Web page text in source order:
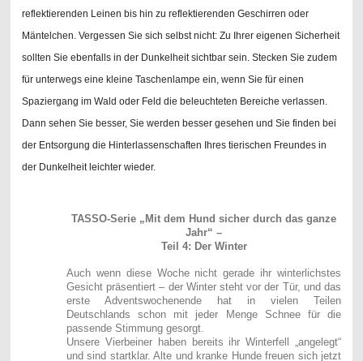
reflektierenden Leinen bis hin zu reflektierenden Geschirren oder
Mäntelchen. Vergessen Sie sich selbst nicht: Zu Ihrer eigenen Sicherheit
sollten Sie ebenfalls in der Dunkelheit sichtbar sein. Stecken Sie zudem
für unterwegs eine kleine Taschenlampe ein, wenn Sie für einen
Spaziergang im Wald oder Feld die beleuchteten Bereiche verlassen.
Dann sehen Sie besser, Sie werden besser gesehen und Sie finden bei
der Entsorgung die Hinterlassenschaften Ihres tierischen Freundes in
der Dunkelheit leichter wieder.
TASSO-Serie „Mit dem Hund sicher durch das ganze
Jahr“ –
Teil 4: Der Winter
Auch wenn diese Woche nicht gerade ihr winterlichstes
Gesicht präsentiert – der Winter steht vor der Tür, und das
erste Adventswochenende hat in vielen Teilen
Deutschlands schon mit jeder Menge Schnee für die
passende Stimmung gesorgt.
Unsere Vierbeiner haben bereits ihr Winterfell „angelegt“
und sind startklar. Alte und kranke Hunde freuen sich jetzt